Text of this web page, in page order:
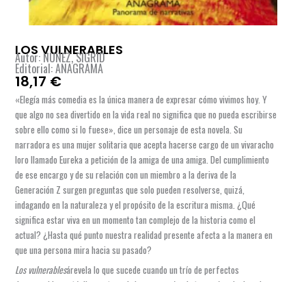
LOS VULNERABLES
Autor: NUNEZ, SIGRID
Editorial: ANAGRAMA
18,17 €
«Elegía más comedia es la única manera de expresar cómo vivimos hoy. Y
que algo no sea divertido en la vida real no significa que no pueda escribirse
sobre ello como si lo fuese», dice un personaje de esta novela. Su
narradora es una mujer solitaria que acepta hacerse cargo de un vivaracho
loro llamado Eureka a petición de la amiga de una amiga. Del cumplimiento
de ese encargo y de su relación con un miembro a la deriva de la
Generación Z surgen preguntas que solo pueden resolverse, quizá,
indagando en la naturaleza y el propósito de la escritura misma. ¿Qué
significa estar viva en un momento tan complejo de la historia como el
actual? ¿Hasta qué punto nuestra realidad presente afecta a la manera en
que una persona mira hacia su pasado?
Los vulnerablesárevela lo que sucede cuando un trío de perfectos